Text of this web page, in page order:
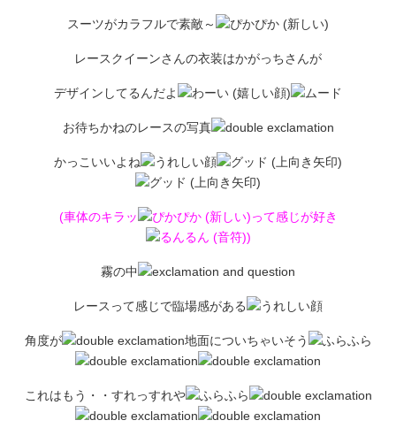
スーツがカラフルで素敵～
レースクイーンさんの衣装はかがっちさんが
デザインしてるんだよ
お待ちかねのレースの写真
かっこいいよね
(車体のキラッ
って感じが好き
)
霧の中
レースって感じで臨場感がある
角度が 地面についちゃいそう
これはもう・・すれっすれや